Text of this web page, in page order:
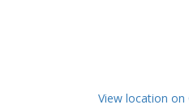
View location on